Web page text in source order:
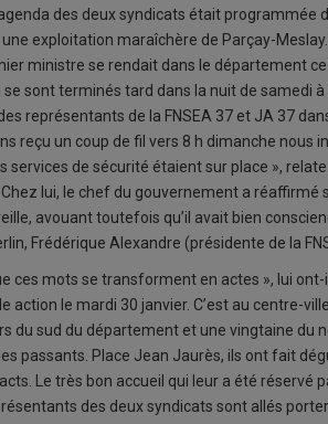
des deux syndicats était
une exploitation maraîchère de Parçay-
ministre se rendait dans le département
se sont terminés tard dans la nuit de samedi
représentants de la FNSEA 37 et JA 37
reçu un coup de fil vers 8 h dimanche nous
services de sécurité étaient sur place »,
lui, le chef du gouvernement a
avouant toutefois qu’il avait bien
Frédérique Alexandre (présidente de la
ces mots se transforment en actes », lui
action le mardi 30 janvier. C’est au centre-
du sud du département et une vingtaine du
passants. Place Jean Jaurès, ils ont fait
Le très bon accueil qui leur a été réservé
des deux syndicats sont allés